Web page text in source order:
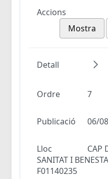
Accions
Mostra
Detall
Ordre 7
Publicació 06/
Lloc
CAP
SANITAT I
F01140235